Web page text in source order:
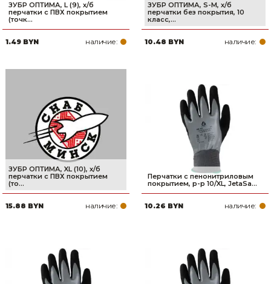
ЗУБР ОПТИМА, L (9), х/б
перчатки с ПВХ покрытием
(точк...
1.49 BYN наличие:
ЗУБР ОПТИМА, S-M, х/б
перчатки без покрытия, 10
класс,...
10.48 BYN наличие:
ЗУБР ОПТИМА, XL (10), х/б
перчатки с ПВХ покрытием
(то...
15.88 BYN наличие:
Перчатки с пенонитриловым
покрытием, р-р 10/XL, JetaSa...
10.26 BYN наличие: